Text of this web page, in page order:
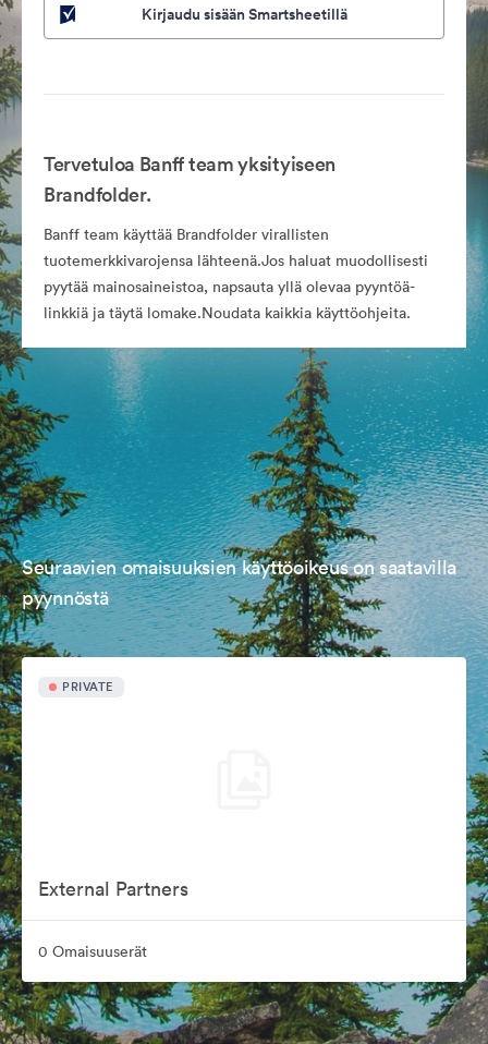
Kirjaudu sisään Smartsheetillä
Tervetuloa Banff team yksityiseen
Brandfolder.
Banff team käyttää Brandfolder virallisten
tuotemerkkivarojensa lähteenä.Jos haluat muodollisesti
pyytää mainosaineistoa, napsauta yllä olevaa pyyntöä-
linkkiä ja täytä lomake.Noudata kaikkia käyttöohjeita.
Seuraavien omaisuuksien käyttöoikeus on saatavilla
pyynnöstä
PRIVATE
External Partners
0 Omaisuuserät